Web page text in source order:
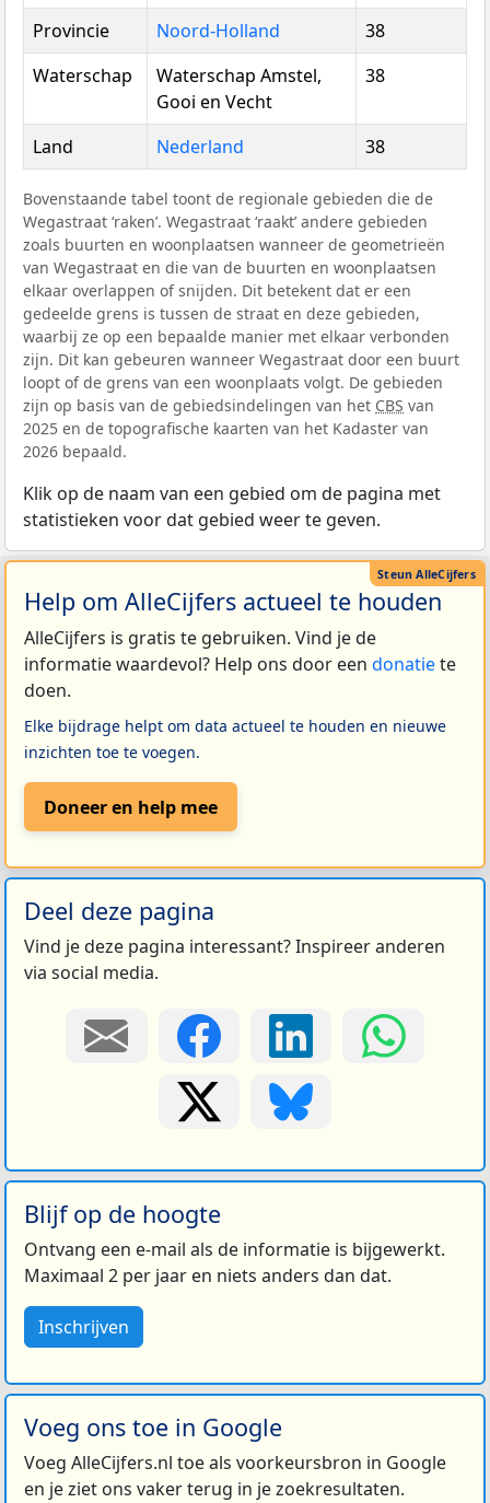
Provincie
Noord-Holland
38
Waterschap
Waterschap Amstel,
Gooi en Vecht
38
Land Nederland 38
Bovenstaande tabel toont de regionale gebieden die de
Wegastraat ‘raken’. Wegastraat ‘raakt’ andere gebieden
zoals buurten en woonplaatsen wanneer de geometrieën
van Wegastraat en die van de buurten en woonplaatsen
elkaar overlappen of snijden. Dit betekent dat er een
gedeelde grens is tussen de straat en deze gebieden,
waarbij ze op een bepaalde manier met elkaar verbonden
zijn. Dit kan gebeuren wanneer Wegastraat door een buurt
loopt of de grens van een woonplaats volgt. De gebieden
zijn op basis van de gebiedsindelingen van het CBS van
2025 en de topografische kaarten van het Kadaster van
2026 bepaald.
Klik op de naam van een gebied om de pagina met
statistieken voor dat gebied weer te geven.
Help om AlleCijfers actueel te houden
AlleCijfers is gratis te gebruiken. Vind je de
informatie waardevol? Help ons door een donatiete
doen.
Elke bijdrage helpt om data actueel te houden en nieuwe
inzichten toe te voegen.
Doneer en help mee
Deel deze pagina
Vind je deze pagina interessant? Inspireer anderen
via social media.
Blijf op de hoogte
Ontvang een e-mail als de informatie is bijgewerkt.
Maximaal 2 per jaar en niets anders dan dat.
Inschrijven
Voeg ons toe in Google
Voeg AlleCijfers.nl toe als voorkeursbron in Google
en je ziet ons vaker terug in je zoekresultaten.